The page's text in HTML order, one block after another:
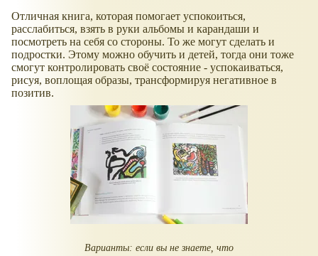
Отличная книга, которая помогает успокоиться,
расслабиться, взять в руки альбомы и карандаши и
посмотреть на себя со стороны. То же могут сделать и
подростки. Этому можно обучить и детей, тогда они тоже
смогут контролировать своё состояние - успокаиваться,
рисуя, воплощая образы, трансформируя негативное в
позитив.
Варианты: если вы не знаете, что